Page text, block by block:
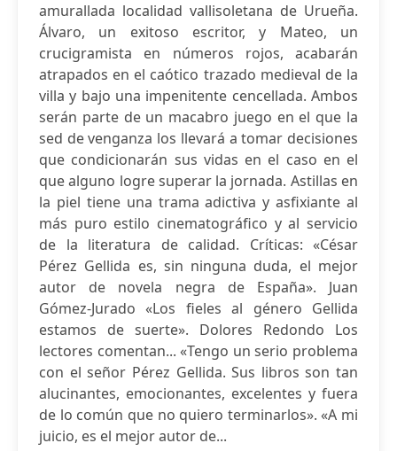
amurallada localidad vallisoletana de Urueña.
Álvaro, un exitoso escritor, y Mateo, un
crucigramista en números rojos, acabarán
atrapados en el caótico trazado medieval de la
villa y bajo una impenitente cencellada. Ambos
serán parte de un macabro juego en el que la
sed de venganza los llevará a tomar decisiones
que condicionarán sus vidas en el caso en el
que alguno logre superar la jornada. Astillas en
la piel tiene una trama adictiva y asfixiante al
más puro estilo cinematográfico y al servicio
de la literatura de calidad. Críticas: «César
Pérez Gellida es, sin ninguna duda, el mejor
autor de novela negra de España». Juan
Gómez-Jurado «Los fieles al género Gellida
estamos de suerte». Dolores Redondo Los
lectores comentan... «Tengo un serio problema
con el señor Pérez Gellida. Sus libros son tan
alucinantes, emocionantes, excelentes y fuera
de lo común que no quiero terminarlos». «A mi
juicio, es el mejor autor de...